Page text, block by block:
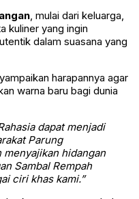
, mulai dari keluarga,
kuliner yang ingin
dalam suasana yang
harapannya agar
warna baru bagi dunia
dapat menjadi
Parung
menyajikan hidangan
Sambal Rempah
ciri khas kami.”